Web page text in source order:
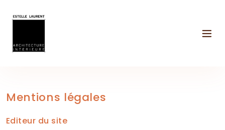
Mentions légales
Editeur du site